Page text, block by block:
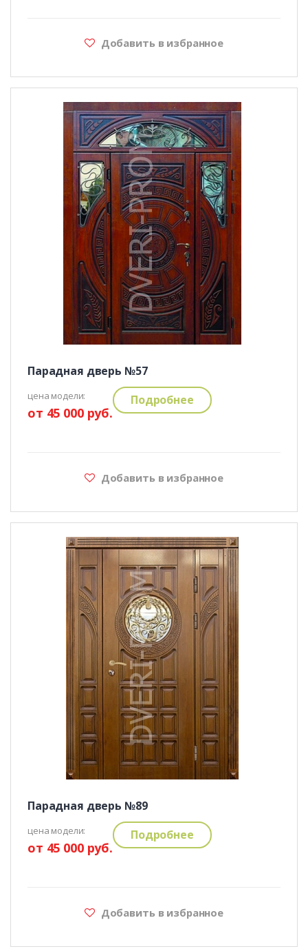
Добавить в избранное
Парадная дверь №57
цена модели:
от 45 000 руб.
Подробнее
Добавить в избранное
Парадная дверь №89
цена модели:
от 45 000 руб.
Подробнее
Добавить в избранное